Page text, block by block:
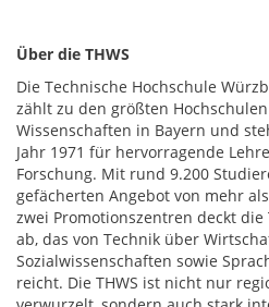
Über die THWS
Die Technische Hochschule
zählt zu den größten
Wissenschaften in Bayern und
Jahr 1971 für hervorragende
Forschung. Mit rund 9.200
gefächerten Angebot von mehr
zwei Promotionszentren deckt die
ab, das von Technik über
Sozialwissenschaften sowie
reicht. Die THWS ist nicht nur